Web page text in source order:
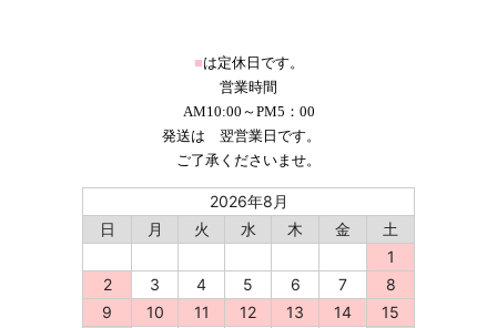
■は定休日です。
営業時間
AM10:00～PM5：00
発送は 翌営業日です。
ご了承くださいませ。
2026年8月
日
月 火 水 木 金
土
1
2
3 4 5 6 7
8
9
10 11 12 13 14
15